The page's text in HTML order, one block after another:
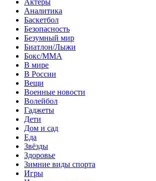
Актеры
Аналитика
Баскетбол
Безопасность
Безумный мир
Биатлон/Лыжи
Бокс/MMA
В мире
В России
Вещи
Военные новости
Волейбол
Гаджеты
Дети
Дом и сад
Еда
Звёзды
Здоровье
Зимние виды спорта
Игры